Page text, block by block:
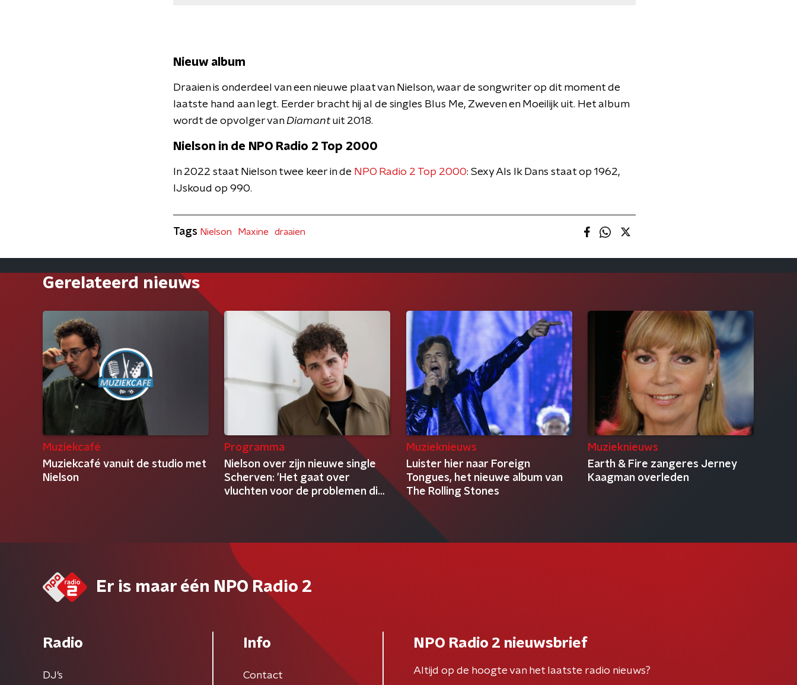
Nieuw album
Draaien is onderdeel van een nieuwe plaat van Nielson, waar de songwriter op dit moment de
laatste hand aan legt. Eerder bracht hij al de singles Blus Me, Zweven en Moeilijk uit. Het album
wordt de opvolger vanDiamantuit 2018.
Nielson in de NPO Radio 2 Top 2000
In 2022 staat Nielson twee keer in de NPO Radio 2 Top 2000: Sexy Als Ik Dans staat op 1962,
IJskoud op 990.
Tags Nielson Maxine draaien
Gerelateerd nieuws
Muziekcafé
Muziekcafé vanuit de studio met
Nielson
Programma
Nielson over zijn nieuwe single
Scherven: 'Het gaat over
vluchten voor de problemen die
Muzieknieuws
Luister hier naar Foreign
Tongues, het nieuwe album van
The Rolling Stones
Muzieknieuws
Earth & Fire zangeres Jerney
Kaagman overleden
Er is maar één NPO Radio 2
Radio
DJ’s
Info
Contact
NPO Radio 2 nieuwsbrief
Altijd op de hoogte van het laatste radio nieuws?